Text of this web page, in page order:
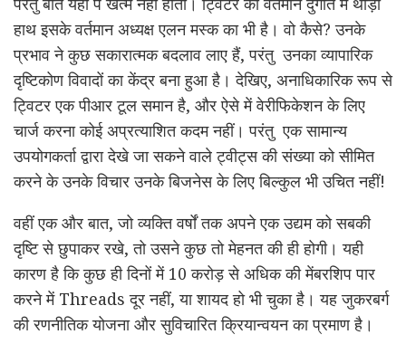
हाथ इसके वर्तमान अध्यक्ष एलन मस्क का भी है। वो कैसे? उनके
प्रभाव ने कुछ सकारात्मक बदलाव लाए हैं, परंतु उनका व्यापारिक
दृष्टिकोण विवादों का केंद्र बना हुआ है। देखिए, अनाधिकारिक रूप से
ट्विटर एक पीआर टूल समान है, और ऐसे में वेरीफिकेशन के लिए
चार्ज करना कोई अप्रत्याशित कदम नहीं। परंतु एक सामान्य
उपयोगकर्ता द्वारा देखे जा सकने वाले ट्वीट्स की संख्या को सीमित
करने के उनके विचार उनके बिजनेस के लिए बिल्कुल भी उचित नहीं!
वहीं एक और बात, जो व्यक्ति वर्षों तक अपने एक उद्यम को सबकी
दृष्टि से छुपाकर रखे, तो उसने कुछ तो मेहनत की ही होगी। यही
कारण है कि कुछ ही दिनों में 10 करोड़ से अधिक की मेंबरशिप पार
करने में Threads दूर नहीं, या शायद हो भी चुका है। यह जुकरबर्ग
की रणनीतिक योजना और सुविचारित क्रियान्वयन का प्रमाण है।